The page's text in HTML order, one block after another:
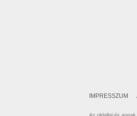
IMPRESSZUM